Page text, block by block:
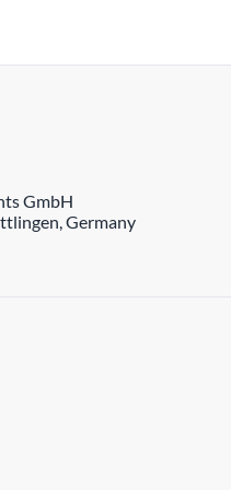
GmbH
Germany